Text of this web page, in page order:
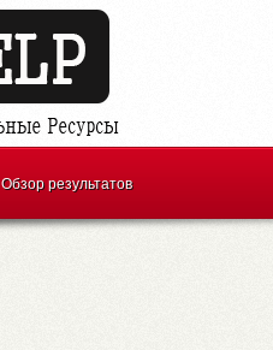
Обзор результатов